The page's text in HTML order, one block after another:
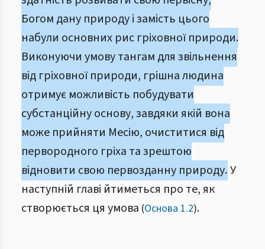
Богом дану природу і замість цього
набули основних рис гріховної природи.
Виконуючи умову тангам для звільнення
від гріховної природи, грішна людина
отримує можливість побудувати
субстанційну основу, завдяки якій вона
може прийняти Месію, очиститися від
первородного гріха та зрештою
відновити свою первозданну природу.У
наступній главі йтиметься про те, як
створюється ця умова (Основа 1.2).